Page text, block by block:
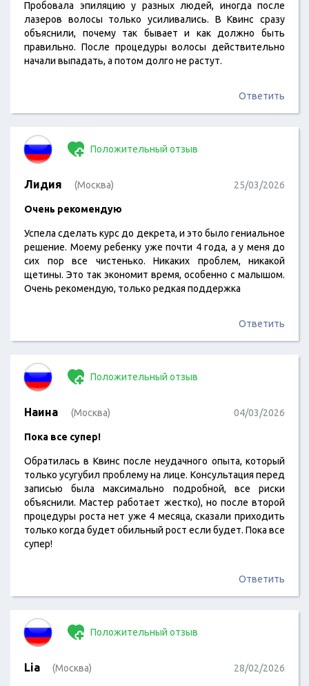
Пробовала эпиляцию у разных людей, иногда после
лазеров волосы только усиливались. В Квинс сразу
объяснили, почему так бывает и как должно быть
правильно. После процедуры волосы действительно
начали выпадать, а потом долго не растут.
Ответить
Положительный отзыв
Лидия (Москва) 25/03/2026
Очень рекомендую
Успела сделать курс до декрета, и это было гениальное
решение. Моему ребенку уже почти 4 года, а у меня до
сих пор все чистенько. Никаких проблем, никакой
щетины. Это так экономит время, особенно с малышом.
Очень рекомендую, только редкая поддержка
Ответить
Положительный отзыв
Наина (Москва) 04/03/2026
Пока все супер!
Обратилась в Квинс после неудачного опыта, который
только усугубил проблему на лице. Консультация перед
записью была максимально подробной, все риски
объяснили. Мастер работает жестко), но после второй
процедуры роста нет уже 4 месяца, сказали приходить
только когда будет обильный рост если будет. Пока все
супер!
Ответить
Положительный отзыв
Lia (Москва) 28/02/2026